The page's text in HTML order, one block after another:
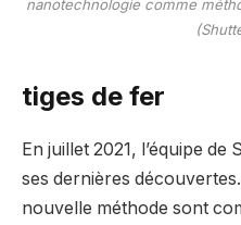
nanotechnologie comme
tiges de fer
En juillet 2021, l’équipe
ses dernières
nouvelle méthode sont